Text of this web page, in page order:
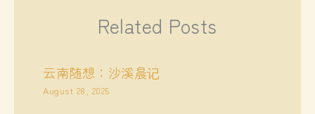
Related Posts
云南随想：沙溪晨记
August 28, 2025